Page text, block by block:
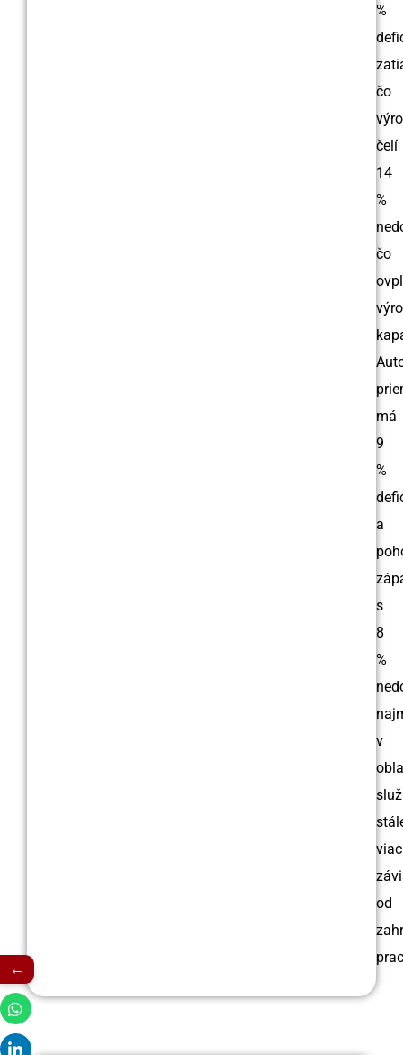
%
čo
čelí
14
%
čo
má
9
%
a
s
8
%
v
viac
od
←